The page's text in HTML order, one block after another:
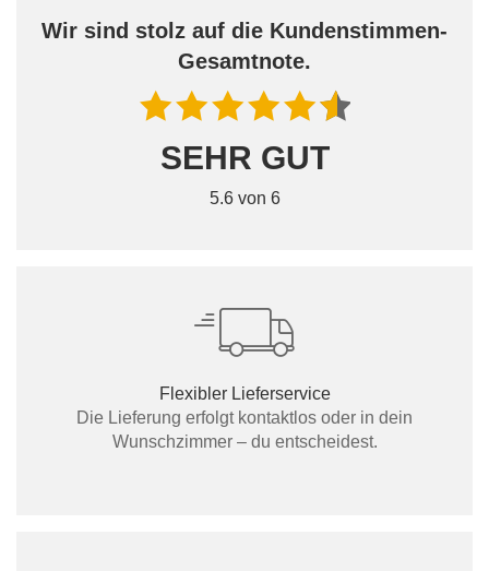
Wir sind stolz auf die Kundenstimmen-
Gesamtnote.
SEHR GUT
5.6 von 6
Flexibler Lieferservice
Die Lieferung erfolgt kontaktlos oder in dein
Wunschzimmer – du entscheidest.